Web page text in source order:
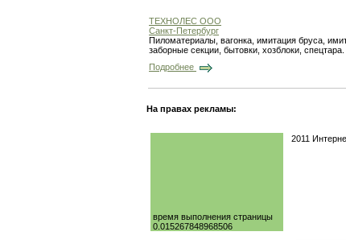
ТЕХНОЛЕС ООО
Санкт-Петербург
Пиломатериалы, вагонка, имитация бруса,
заборные секции, бытовки, хозблоки, спецтара.
Подробнее
На правах рекламы:
время выполнения страницы
0.015267848968506
2011